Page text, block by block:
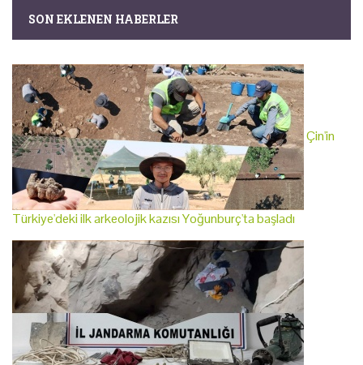
SON EKLENEN HABERLER
Çin'in
Türkiye'deki ilk arkeolojik kazısı Yoğunburç'ta başladı